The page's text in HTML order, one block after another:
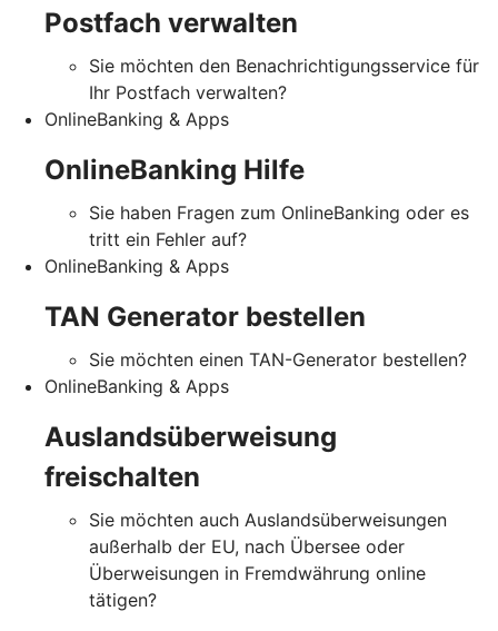
Postfach verwalten
Sie möchten den Benachrichtigungsservice für
Ihr Postfach verwalten?
OnlineBanking & Apps
OnlineBanking Hilfe
Sie haben Fragen zum OnlineBanking oder es
tritt ein Fehler auf?
OnlineBanking & Apps
TAN Generator bestellen
Sie möchten einen TAN-Generator bestellen?
OnlineBanking & Apps
Auslandsüberweisung
freischalten
Sie möchten auch Auslandsüberweisungen
außerhalb der EU, nach Übersee oder
Überweisungen in Fremdwährung online
tätigen?